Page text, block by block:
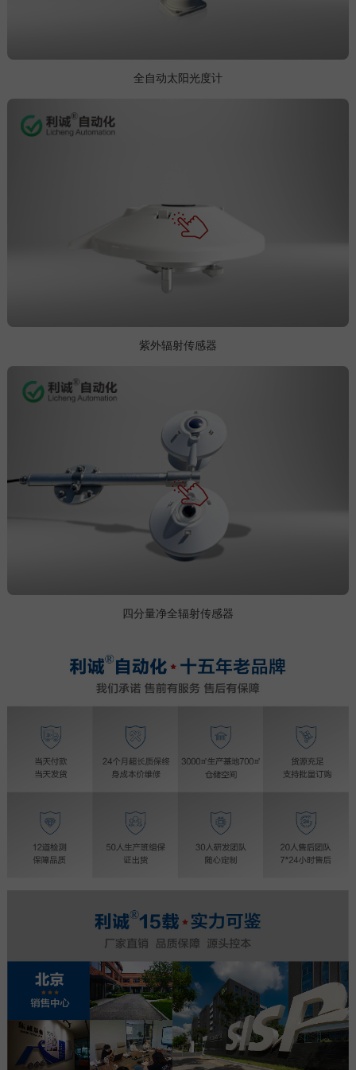
全自动太阳光度计
紫外辐射传感器
四分量净全辐射传感器